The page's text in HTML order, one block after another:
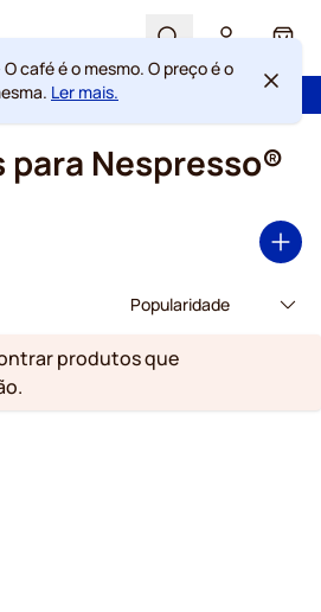
Search Cart
grátis acima de 49 €
de direito de rescisão
café é o mesmo. O preço é o
Ler mais.
Nespresso®
produtos que